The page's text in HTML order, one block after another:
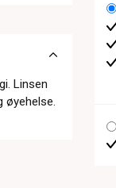
Linsen